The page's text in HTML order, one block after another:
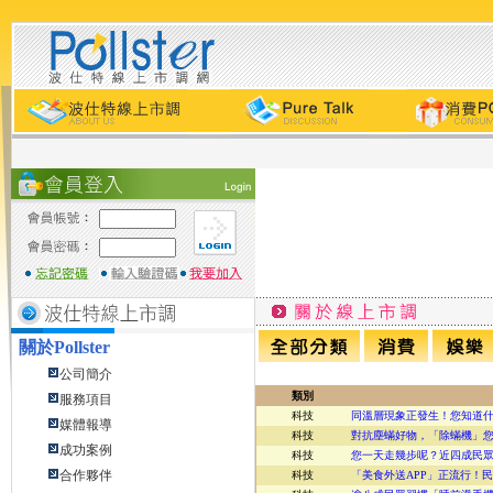
關於Pollster
公司簡介
服務項目
媒體報導
成功案例
合作夥伴
類別
科技
同溫層現象正發生！您知道
科技
對抗塵蟎好物，「除蟎機」
科技
您一天走幾步呢？近四成民
科技
「美食外送APP」正流行！